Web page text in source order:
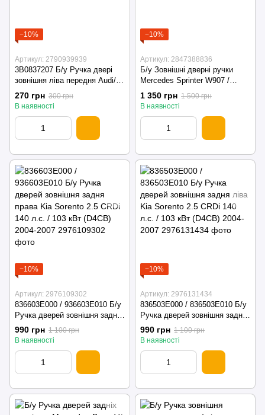
−10%
Артикул: 2790939939
3B0837207 Б/у Ручка двері
зовнішня ліва передня Audi/
Seat/ Skoda/ Volkswagen
270 грн 300 грн
В наявності
−10%
Артикул: 2847388836
Б/у Зовнішні дверні ручки
Mercedes Sprinter W907 /
W910 2018-2025
1 350 грн 1 500 грн
В наявності
−10%
Артикул: 2976109302
836603E000 / 936603E010 Б/у
Ручка дверей зовнішня задня
права Kia Sorento 2.5 CRDi
140 л.с. / 103 кВт (D4CB)
990 грн 1 100 грн
В наявності
−10%
Артикул: 2976131434
836503E000 / 836503E010 Б/у
Ручка дверей зовнішня задня
ліва Kia Sorento 2.5 CRDi 140
л.с. / 103 кВт (D4CB) 2004-
990 грн 1 100 грн
В наявності